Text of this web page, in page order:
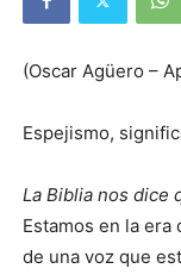
(Oscar Agüero –
Espejismo,
La Biblia nos dice
Estamos en la
de una voz que